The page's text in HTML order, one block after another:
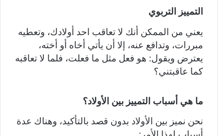
التمييز التربوي
يعني من الممكن أنك لا تعاقب احد أولادك، وتعطيه
مبررات، وتدافع عنه، إلا أن يأتي أخاه أو أخته،
يعترض ويقول: هو فعل مثل ما فعلت، فلما لا تعاقبه
كما عاقبتني؟
ما هي أسباب التمييز بين الأولاد؟
نحن نميز بين الأولاد بدون قصد بالتأكيد، وهناك عدة